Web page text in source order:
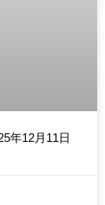
年12月11日